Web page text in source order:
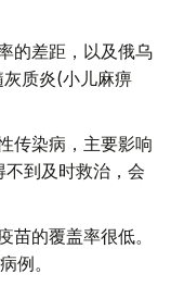
的差距，以及俄乌
质炎(小儿麻痹
传染病，主要影响
到及时救治，会
的覆盖率很低。
例。